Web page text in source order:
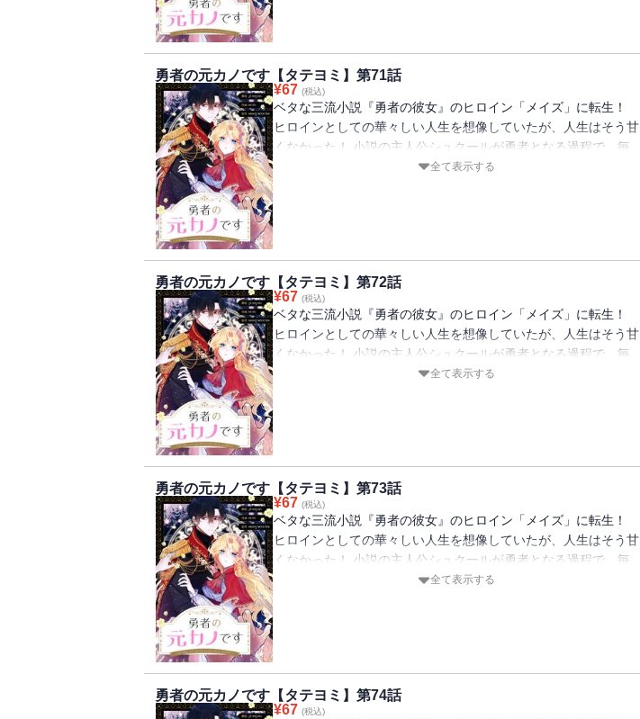
勇者の元カノです【タテヨミ】第71話
¥67 (税込)
ベタな三流小説『勇者の彼女』のヒロイン「メイズ」に転生！
ヒロインとしての華々しい人生を想像していたが、人生はそう甘
くなかった！ 小説の主人公シュクールが勇者となる過程で、毎
日のように誘拐されたり、彼が他の女たちとイチャつくのを見て
全て表示する
勇者の元カノです【タテヨミ】第72話
¥67 (税込)
ベタな三流小説『勇者の彼女』のヒロイン「メイズ」に転生！
ヒロインとしての華々しい人生を想像していたが、人生はそう甘
くなかった！ 小説の主人公シュクールが勇者となる過程で、毎
日のように誘拐されたり、彼が他の女たちとイチャつくのを見て
全て表示する
勇者の元カノです【タテヨミ】第73話
¥67 (税込)
ベタな三流小説『勇者の彼女』のヒロイン「メイズ」に転生！
ヒロインとしての華々しい人生を想像していたが、人生はそう甘
くなかった！ 小説の主人公シュクールが勇者となる過程で、毎
日のように誘拐されたり、彼が他の女たちとイチャつくのを見て
全て表示する
勇者の元カノです【タテヨミ】第74話
¥67 (税込)